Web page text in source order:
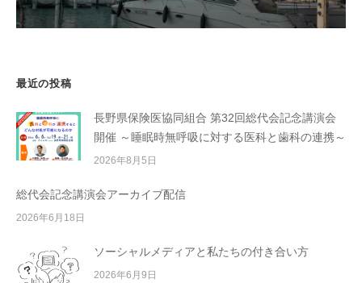
最近の投稿
長野県保険医協同組合 第32回総代会記念講演会
開催 ～睡眠時無呼吸に対する医科と歯科の連携～
2026年8月5日
総代会記念講演会アーカイブ配信
2026年6月18日
ソーシャルメディアと私たちの付き合い方
2026年6月9日